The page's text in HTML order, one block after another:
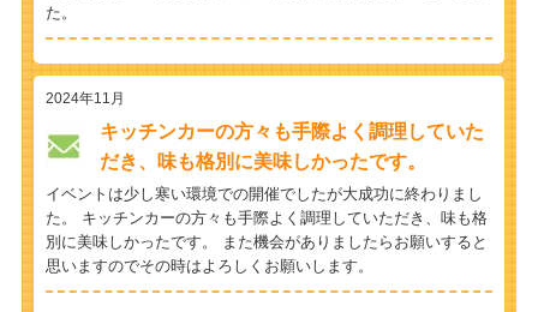
た。
2024年11月
キッチンカーの方々も手際よく調理していた
だき、味も格別に美味しかったです。
イベントは少し寒い環境での開催でしたが大成功に終わりまし
た。 キッチンカーの方々も手際よく調理していただき、味も格
別に美味しかったです。 また機会がありましたらお願いすると
思いますのでその時はよろしくお願いします。